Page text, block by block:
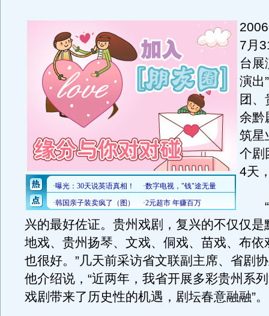
7月
台展
演出
团
余黔
筑星
个剧
4天
“
兴的最好佐证。贵州戏剧，复兴的不仅仅是
地戏、贵州扬琴、文戏、侗戏、苗戏、布依
也很好。”几天前采访省文联副主席、省剧
他介绍说，“近两年，我省开展多彩贵州系
戏剧带来了历史性的机遇，剧坛春意融融”。